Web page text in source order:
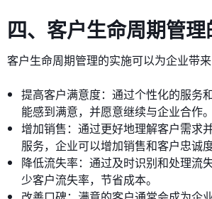
四、客户生命周期管
客户生命周期管理的实施可以为企业带来
提高客户满意度：通过个性化的服务
能感到满意，并愿意继续与企业合作。
增加销售：通过更好地理解客户需求
服务，企业可以增加销售和客户忠诚度
降低流失率：通过及时识别和处理流
少客户流失率，节省成本。